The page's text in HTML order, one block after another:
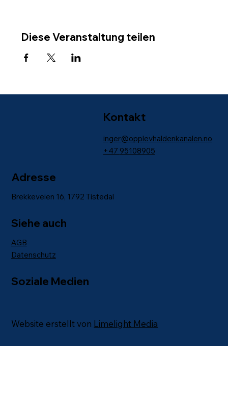
Diese Veranstaltung teilen
Kontakt
inger@opplevhaldenkanalen.no
+47 95108905
Adresse
Brekkeveien 16, 1792 Tistedal
Soziale Medien
Siehe auch
AGB
Datenschutz
Website erstellt von Limelight Media